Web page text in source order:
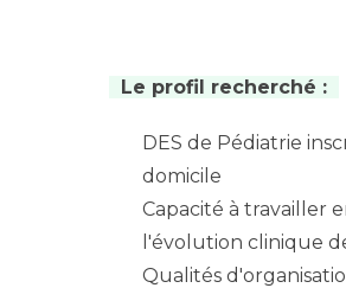
Le profil recherché :
DES de Pédiatrie
domicile
Capacité à travailler
l'évolution clinique
Qualités